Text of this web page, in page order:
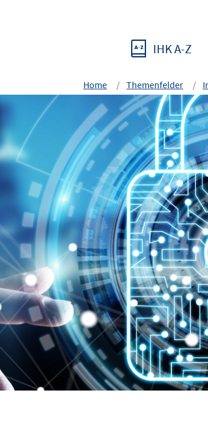
IHK A-Z
Home Themenfelder